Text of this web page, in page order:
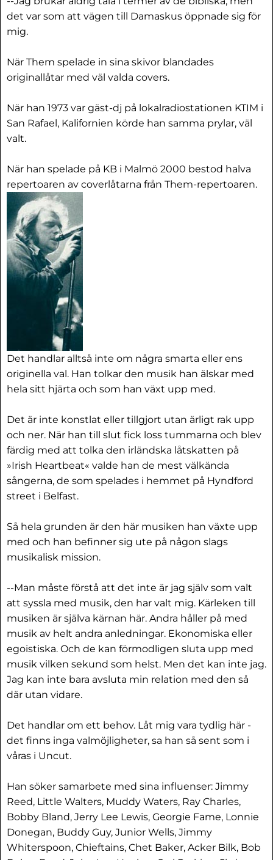
det var som att vägen till Damaskus öppnade sig för
mig.
När Them spelade in sina skivor blandades
originallåtar med väl valda covers.
När han 1973 var gäst-dj på lokalradiostationen KTIM i
San Rafael, Kalifornien körde han samma prylar, väl
valt.
När han spelade på KB i Malmö 2000 bestod halva
repertoaren av coverlåtarna från Them-repertoaren.
Det handlar alltså inte om några smarta eller ens
originella val. Han tolkar den musik han älskar med
hela sitt hjärta och som han växt upp med.
Det är inte konstlat eller tillgjort utan ärligt rak upp
och ner. När han till slut fick loss tummarna och blev
färdig med att tolka den irländska låtskatten på
»Irish Heartbeat« valde han de mest välkända
sångerna, de som spelades i hemmet på Hyndford
street i Belfast.
Så hela grunden är den här musiken han växte upp
med och han befinner sig ute på någon slags
musikalisk mission.
--Man måste förstå att det inte är jag själv som valt
att syssla med musik, den har valt mig. Kärleken till
musiken är själva kärnan här. Andra håller på med
musik av helt andra anledningar. Ekonomiska eller
egoistiska. Och de kan förmodligen sluta upp med
musik vilken sekund som helst. Men det kan inte jag.
Jag kan inte bara avsluta min relation med den så
där utan vidare.
Det handlar om ett behov. Låt mig vara tydlig här -
det finns inga valmöjligheter, sa han så sent som i
våras i Uncut.
Han söker samarbete med sina influenser: Jimmy
Reed, Little Walters, Muddy Waters, Ray Charles,
Bobby Bland, Jerry Lee Lewis, Georgie Fame, Lonnie
Donegan, Buddy Guy, Junior Wells, Jimmy
Whiterspoon, Chieftains, Chet Baker, Acker Bilk, Bob